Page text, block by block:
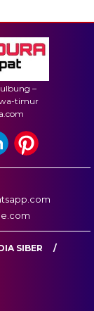
–
timur
SIBER